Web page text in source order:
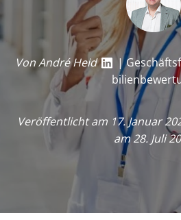
Von André Heid
|
Veröffentlicht am 17. Januar
am 28. Juli